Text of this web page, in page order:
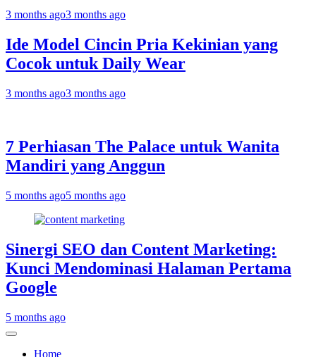
3 months ago3 months ago
Ide Model Cincin Pria Kekinian yang
Cocok untuk Daily Wear
3 months ago3 months ago
7 Perhiasan The Palace untuk Wanita
Mandiri yang Anggun
5 months ago5 months ago
Sinergi SEO dan Content Marketing:
Kunci Mendominasi Halaman Pertama
Google
5 months ago
Home